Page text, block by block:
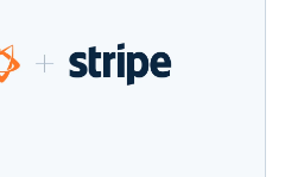
の同
ィ、旅行、
導入